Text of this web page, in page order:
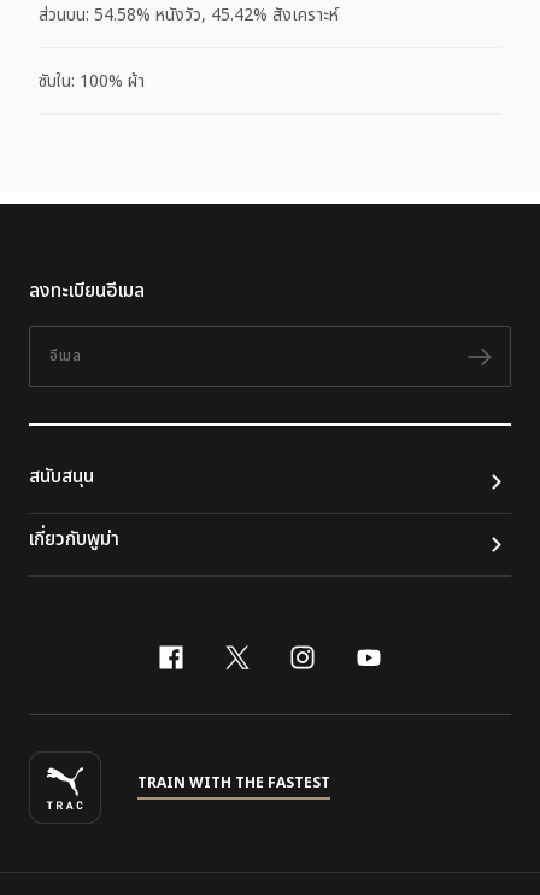
ส่วนบน: 54.58% หนังวัว, 45.42% สังเคราะห์
ซับใน: 100% ผ้า
ลงทะเบียนอีเมล
ติดต
สนับสนุน
เกี่ยวกับพูม่า
facebook
x-twitter
instagram
youtube
TRAIN WITH THE FASTEST